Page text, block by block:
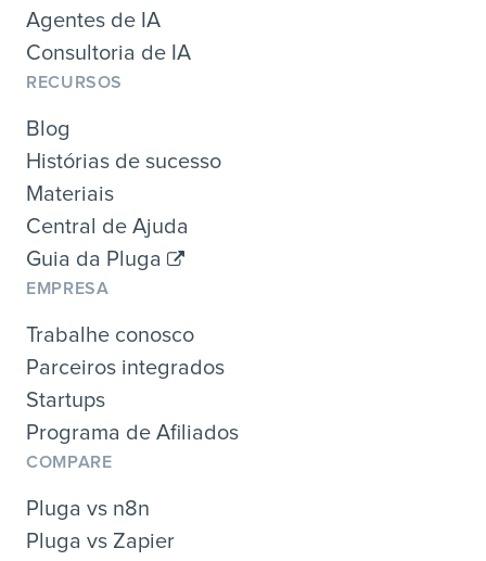
Agentes de IA
Consultoria de IA
RECURSOS
Blog
Histórias de sucesso
Materiais
Central de Ajuda
Guia da Pluga
EMPRESA
Trabalhe conosco
Parceiros integrados
Startups
Programa de Afiliados
COMPARE
Pluga vs n8n
Pluga vs Zapier